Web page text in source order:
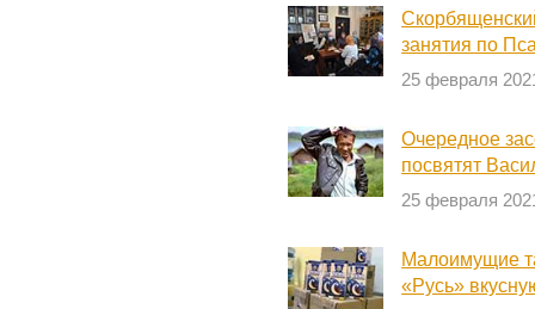
занятия по
25 февраля
Очередное
посвятят
25 февраля
Малоимущие
«Русь»